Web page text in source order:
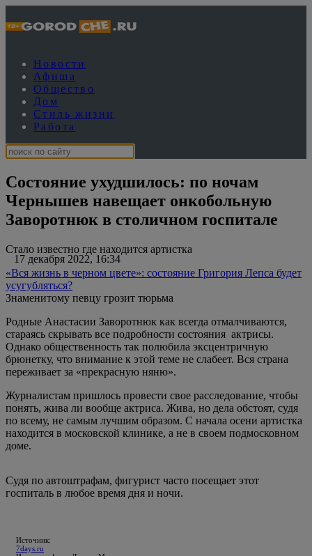
Новости
Афиша
Общество
Дом
Стиль жизни
Работа
Состояние ухудшилось: по ночам
Чернышев навещает онкобольную
Заворотнюк в столичном госпитале
17 декабря 2022, 16:34
Стало известно где находится артистка
«Вся жизнь в черном цвете»: состояние Григория Лепса будет
усугубляться?
Знаменитому певцу грозит тюрьма
Родные Анастасии Заворотнюк как всегда отмалчиваются,
стараясь скрывать все подробности состояния актрисы.
Однако общественность так полюбила эксцентричную
брюнетку, что внимание к этой теме не слабеет. Вся страна
переживает за «прекрасную няню».
Журналистам пришлось провести свое расследование, чтобы
понять, жива ли вообще актриса. Жива, но дела обстоят, судя
по всему, не самым лучшим образом. С начала осени артистка
находится в московской клинике, а не в своем подмосковном
доме.
Судя по автоштрафам, фигурист часто посещает этот
госпиталь в любое время дня и ночи.
Источник:
7days.ru